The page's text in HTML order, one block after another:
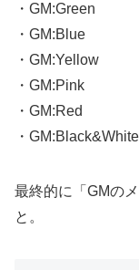
・GM:Green
・GM:Blue
・GM:Yellow
・GM:Pink
・GM:Red
・GM:Black&White
最終的に「GMの
と。